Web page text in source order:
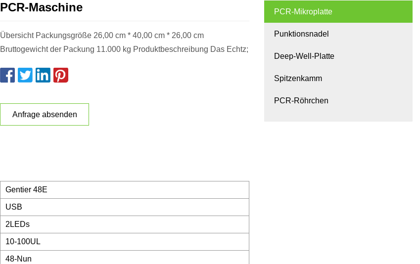
PCR-Maschine
Übersicht Packungsgröße 26,00 cm * 40,00 cm * 26,00 cm
Bruttogewicht der Packung 11.000 kg Produktbeschreibung Das Echtz;
Anfrage absenden
Gentier 48E
USB
2LEDs
10-100UL
48-Nun
PCR-Mikroplatte
Punktionsnadel
Deep-Well-Platte
Spitzenkamm
PCR-Röhrchen